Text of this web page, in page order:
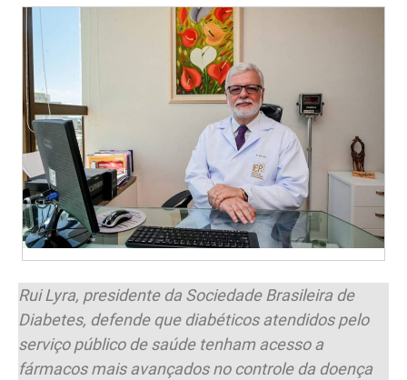
Rui Lyra, presidente da Sociedade Brasileira de
Diabetes, defende que diabéticos atendidos pelo
serviço público de saúde tenham acesso a
fármacos mais avançados no controle da doença